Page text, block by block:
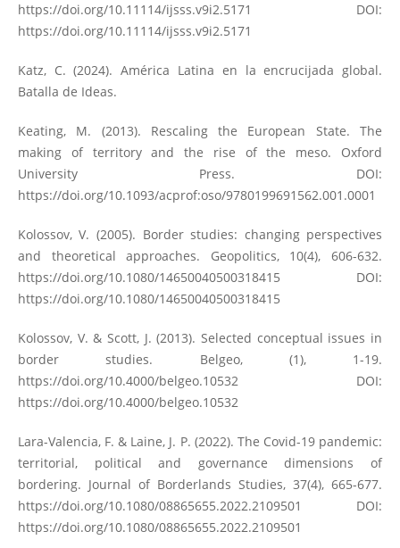
https://doi.org/10.11114/ijsss.v9i2.5171
DOI:
https://doi.org/10.11114/ijsss.v9i2.5171
Katz, C. (2024). América Latina en la encrucijada global.
Batalla de Ideas.
Keating, M. (2013). Rescaling the European State. The
making of territory and the rise of the meso. Oxford
University Press. DOI:
https://doi.org/10.1093/acprof:oso/9780199691562.001.0001
Kolossov, V. (2005). Border studies: changing perspectives
and theoretical approaches. Geopolitics, 10(4), 606-632.
https://doi.org/10.1080/14650040500318415 DOI:
https://doi.org/10.1080/14650040500318415
Kolossov, V. & Scott, J. (2013). Selected conceptual issues in
border studies. Belgeo, (1), 1-19.
https://doi.org/10.4000/belgeo.10532DOI:
https://doi.org/10.4000/belgeo.10532
Lara-Valencia, F. & Laine, J. P. (2022). The Covid-19 pandemic:
territorial, political and governance dimensions of
bordering. Journal of Borderlands Studies, 37(4), 665-677.
https://doi.org/10.1080/08865655.2022.2109501
DOI:
https://doi.org/10.1080/08865655.2022.2109501